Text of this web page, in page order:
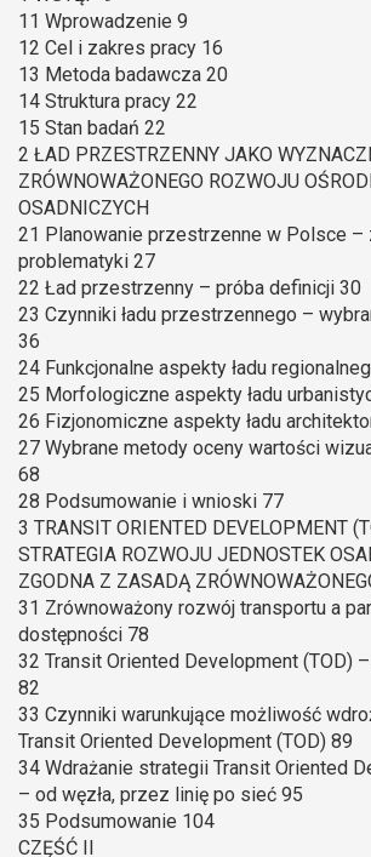
11 Wprowadzenie 9
12 Cel i zakres pracy 16
13 Metoda badawcza 20
14 Struktura pracy 22
15 Stan badań 22
2 ŁAD PRZESTRZENNY JAKO
ZRÓWNOWAŻONEGO ROZWOJU
OSADNICZYCH
21 Planowanie przestrzenne w Polsce –
problematyki 27
22 Ład przestrzenny – próba definicji 30
23 Czynniki ładu przestrzennego –
36
24 Funkcjonalne aspekty ładu
25 Morfologiczne aspekty ładu
26 Fizjonomiczne aspekty ładu
27 Wybrane metody oceny wartości
68
28 Podsumowanie i wnioski 77
3 TRANSIT ORIENTED DEVELOPMENT
STRATEGIA ROZWOJU JEDNOSTEK
ZGODNA Z ZASADĄ
31 Zrównoważony rozwój transportu a
dostępności 78
32 Transit Oriented Development (TOD)
82
33 Czynniki warunkujące możliwość
Transit Oriented Development (TOD) 89
34 Wdrażanie strategii Transit Oriented
– od węzła, przez linię po sieć 95
35 Podsumowanie 104
CZĘŚĆ II